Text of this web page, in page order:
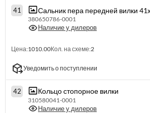
41 Сальник пера передней вилки
380650786-0001
Наличие у дилеров
Цена:1010.00Кол. на схеме:2
Уведомить о поступлении
42 Кольцо стопорное вилки
310580041-0001
Наличие у дилеров